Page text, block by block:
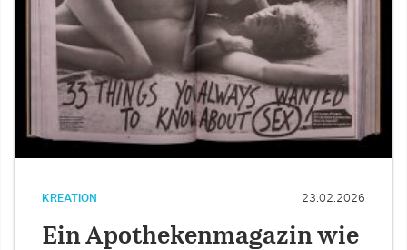
KREATION 23.02.2026
Ein Apothekenmagazin wie